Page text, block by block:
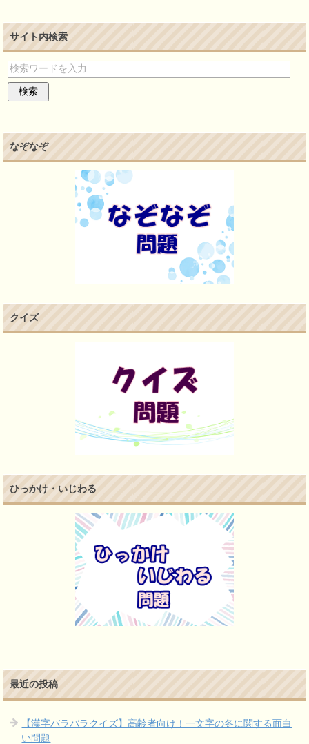
サイト内検索
なぞなぞ
クイズ
ひっかけ・いじわる
最近の投稿
【漢字バラバラクイズ】高齢者向け！一文字の冬に関する面白
い問題